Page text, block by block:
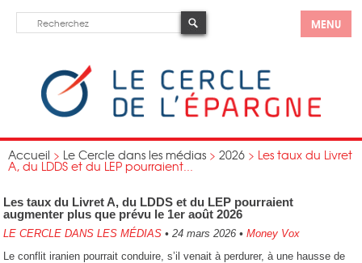
MENU
Accueil > Le Cercle dans les médias > 2026 > Les taux du Livret
A, du LDDS et du LEP pourraient...
Les taux du Livret A, du LDDS et du LEP pourraient
augmenter plus que prévu le 1er août 2026
LE CERCLE DANS LES MÉDIAS • 24 mars 2026• Money Vox
Le conflit iranien pourrait conduire, s’il venait à perdurer, à une hausse de